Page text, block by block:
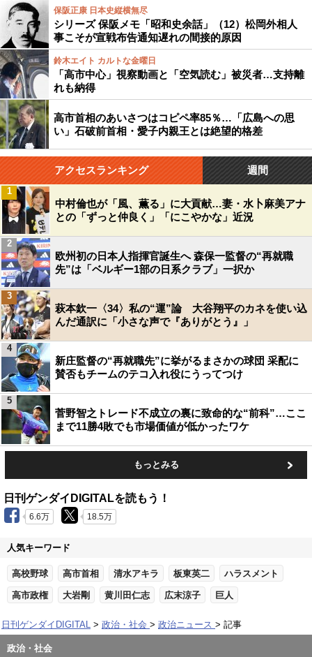
保阪正康 日本史縦横無尽
シリーズ 保阪メモ「昭和史余話」（12）松岡外相人
事こそが宣戦布告通知遅れの間接的原因
鈴木エイト カルトな金曜日
「高市中心」視察動画と「空気読む」被災者…支持離
れも納得
高市首相のあいさつはコピペ率85％…「広島への思
い」石破前首相・愛子内親王とは絶望的格差
アクセスランキング 週間
中村倫也が「風、薫る」に大貢献…妻・水卜麻美アナ
との「ずっと仲良く」「にこやかな」近況
1
欧州初の日本人指揮官誕生へ 森保一監督の“再就職
先”は「ベルギー1部の日系クラブ」一択か
2
萩本欽一〈34〉私の“運”論 大谷翔平のカネを使い込
んだ通訳に「小さな声で『ありがとう』」
3
新庄監督の“再就職先”に挙がるまさかの球団 采配に
賛否もチームのテコ入れ役にうってつけ
4
菅野智之トレード不成立の裏に致命的な“前科”…ここ
まで11勝4敗でも市場価値が低かったワケ
5
もっとみる
日刊ゲンダイDIGITALを読もう！
6.6万 18.5万
人気キーワード
高校野球 高市首相 清水アキラ 板東英二 ハラスメント
高市政権 大岩剛 黄川田仁志 広末涼子 巨人
日刊ゲンダイDIGITAL 政治・社会 政治ニュース 記事
政治・社会